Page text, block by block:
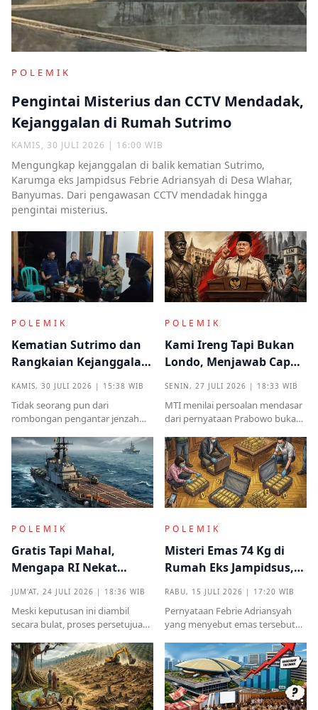
POLEMIK
Pengintai Misterius dan CCTV Mendadak,
Kejanggalan di Rumah Sutrimo
KAMIS, 30 JULI 2026 | 16:00 WIB
Mengungkap kejanggalan di balik kematian Sutrimo,
Karumga eks Jampidsus Febrie Adriansyah di Desa Wlahar,
Banyumas. Dari pengawasan CCTV mendadak hingga
pengintai misterius.
POLEMIK
Kematian Sutrimo dan
Rangkaian Kejanggalan
Kampung Halaman
KAMIS, 30 JULI 2026 | 15:38 WIB
Tidak seorang pun dari
rombongan pengantar jenzah
identitas ataupun menjelaskan
dari instansi mana.
POLEMIK
Kami Ireng Tapi Bukan
Londo, Menjawab Cap
Kekuasaan
SENIN, 27 JULI 2026 | 18:33 WIB
MTI menilai persoalan mendasar
dari pernyataan Prabowo bukan
melainkan implikasinya yang
sangat destruktif bagi kualitas
demokrasi
POLEMIK
Gratis Tapi Mahal,
Mengapa RI Nekat
Induk Tua Italia?
JUM'AT, 24 JULI 2026 | 18:36 WIB
Meski keputusan ini diambil
secara bulat, proses persetujuan
kritik tajam terkait prosedur yang
mendadak serta kekhawatiran
akan beban anggaran
POLEMIK
Misteri Emas 74 Kg di
Rumah Eks Jampidsus,
Titipan?
RABU, 15 JULI 2026 | 17:20 WIB
Pernyataan Febrie Adriansyah
yang menyebut emas tersebut
menjadi titik penting dalam
proses pembuktian